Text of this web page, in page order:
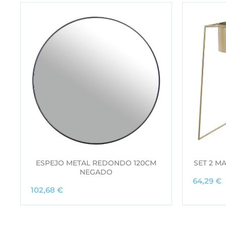
ESPEJO METAL REDONDO 120CM
NEGADO
102,68 €
SET 2
64,29 €